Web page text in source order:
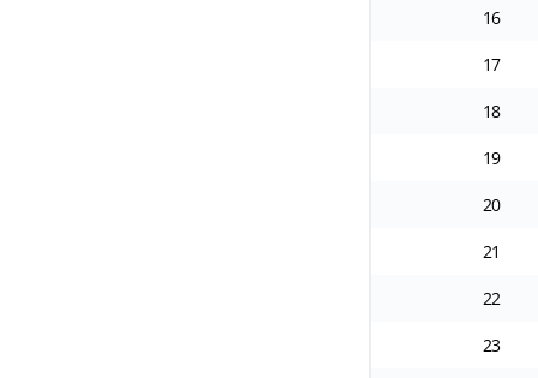
16
17
18
19
20
21
22
23